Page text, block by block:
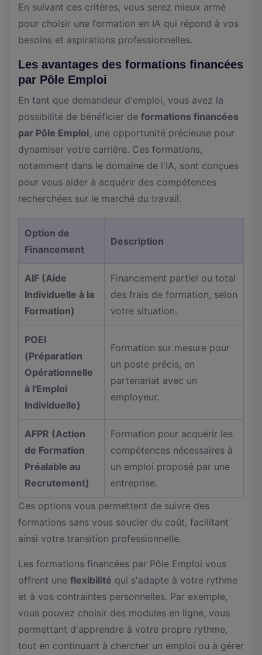
En suivant ces critères, vous serez mieux armé
pour choisir une formation en IA qui répond à vos
besoins et aspirations professionnelles.
Les avantages des formations financées
par Pôle Emploi
En tant que demandeur d'emploi, vous avez la
possibilité de bénéficier de formations financées
par Pôle Emploi, une opportunité précieuse pour
dynamiser votre carrière. Ces formations,
notamment dans le domaine de l'IA, sont conçues
pour vous aider à acquérir des compétences
recherchées sur le marché du travail.
Option de
Financement
Description
AIF (Aide
Individuelle à la
Formation)
Financement partiel ou total
des frais de formation, selon
votre situation.
POEI
(Préparation
Opérationnelle
à l'Emploi
Individuelle)
Formation sur mesure pour
un poste précis, en
partenariat avec un
employeur.
AFPR (Action
de Formation
Préalable au
Recrutement)
Formation pour acquérir les
compétences nécessaires à
un emploi proposé par une
entreprise.
Ces options vous permettent de suivre des
formations sans vous soucier du coût, facilitant
ainsi votre transition professionnelle.
Les formations financées par Pôle Emploi vous
offrent une flexibilité qui s'adapte à votre rythme
et à vos contraintes personnelles. Par exemple,
vous pouvez choisir des modules en ligne, vous
permettant d'apprendre à votre propre rythme,
tout en continuant à chercher un emploi ou à gérer